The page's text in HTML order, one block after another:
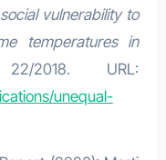
vulnerability to
temperatures in
2018. URL:
unequal-